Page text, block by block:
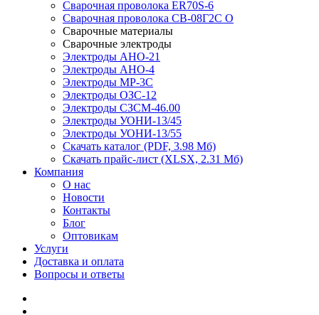
Сварочная проволока ER70S-6
Сварочная проволока СВ-08Г2С О
Сварочные материалы
Сварочные электроды
Электроды АНО-21
Электроды АНО-4
Электроды МР-3С
Электроды ОЗС-12
Электроды СЗСМ-46.00
Электроды УОНИ-13/45
Электроды УОНИ-13/55
Скачать каталог (PDF, 3.98 Мб)
Скачать прайс-лист (XLSX, 2.31 Мб)
Компания
О нас
Новости
Контакты
Блог
Оптовикам
Услуги
Доставка и оплата
Вопросы и ответы